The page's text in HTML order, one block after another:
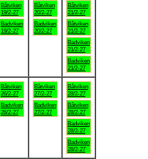
Båtviken
19/2-27
Badviken
19/2-27
Båtviken
20/2-27
Badviken
20/2-27
Båtviken
21/2-27
Båtviken
21/2-27
Badviken
21/2-27
Badviken
21/2-27
Båtviken
26/2-27
Badviken
26/2-27
Båtviken
27/2-27
Badviken
27/2-27
Båtviken
28/2-27
Båtviken
28/2-27
Badviken
28/2-27
Badviken
28/2-27